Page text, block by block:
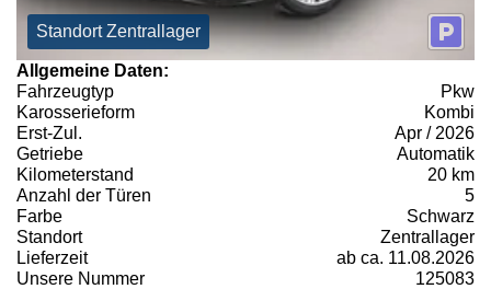
Standort Zentrallager
Allgemeine Daten:
Fahrzeugtyp
Pkw
Karosserieform
Kombi
Erst-Zul.
Apr / 2026
Getriebe
Automatik
Kilometerstand
20 km
Anzahl der Türen
5
Farbe
Schwarz
Standort
Zentrallager
Lieferzeit
ab ca. 11.08.2026
Unsere Nummer
125083